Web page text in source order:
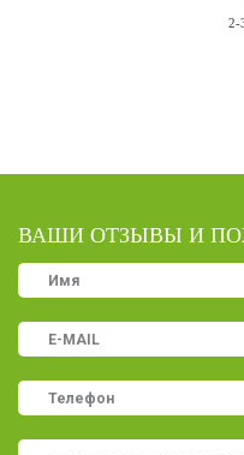
2-
ВАШИ ОТЗЫВЫ И